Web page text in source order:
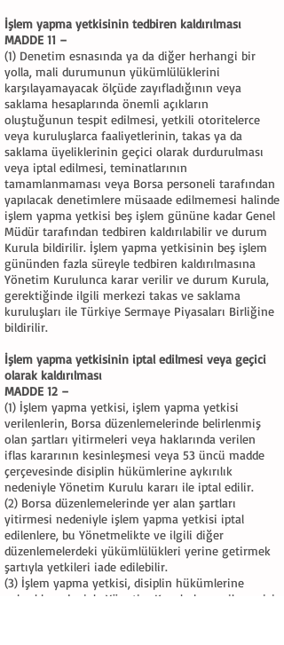
İşlem yapma yetkisinin tedbiren kaldırılması
MADDE 11 –
(1) Denetim esnasında ya da diğer herhangi bir
yolla, mali durumunun yükümlülüklerini
karşılayamayacak ölçüde zayıfladığının veya
saklama hesaplarında önemli açıkların
oluştuğunun tespit edilmesi, yetkili otoritelerce
veya kuruluşlarca faaliyetlerinin, takas ya da
saklama üyeliklerinin geçici olarak durdurulması
veya iptal edilmesi, teminatlarının
tamamlanmaması veya Borsa personeli tarafından
yapılacak denetimlere müsaade edilmemesi halinde
işlem yapma yetkisi beş işlem gününe kadar Genel
Müdür tarafından tedbiren kaldırılabilir ve durum
Kurula bildirilir. İşlem yapma yetkisinin beş işlem
gününden fazla süreyle tedbiren kaldırılmasına
Yönetim Kurulunca karar verilir ve durum Kurula,
gerektiğinde ilgili merkezi takas ve saklama
kuruluşları ile Türkiye Sermaye Piyasaları Birliğine
bildirilir.
İşlem yapma yetkisinin iptal edilmesi veya geçici
olarak kaldırılması
MADDE 12 –
(1) İşlem yapma yetkisi, işlem yapma yetkisi
verilenlerin, Borsa düzenlemelerinde belirlenmiş
olan şartları yitirmeleri veya haklarında verilen
iflas kararının kesinleşmesi veya 53 üncü madde
çerçevesinde disiplin hükümlerine aykırılık
nedeniyle Yönetim Kurulu kararı ile iptal edilir.
(2) Borsa düzenlemelerinde yer alan şartları
yitirmesi nedeniyle işlem yapma yetkisi iptal
edilenlere, bu Yönetmelikte ve ilgili diğer
düzenlemelerdeki yükümlülükleri yerine getirmek
şartıyla yetkileri iade edilebilir.
(3) İşlem yapma yetkisi, disiplin hükümlerine
aykırılık nedeniyle Yönetim Kurulu kararı ile geçici